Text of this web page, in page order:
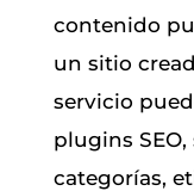
contenido
un sitio
servicio
plugins SEO,
categorías,